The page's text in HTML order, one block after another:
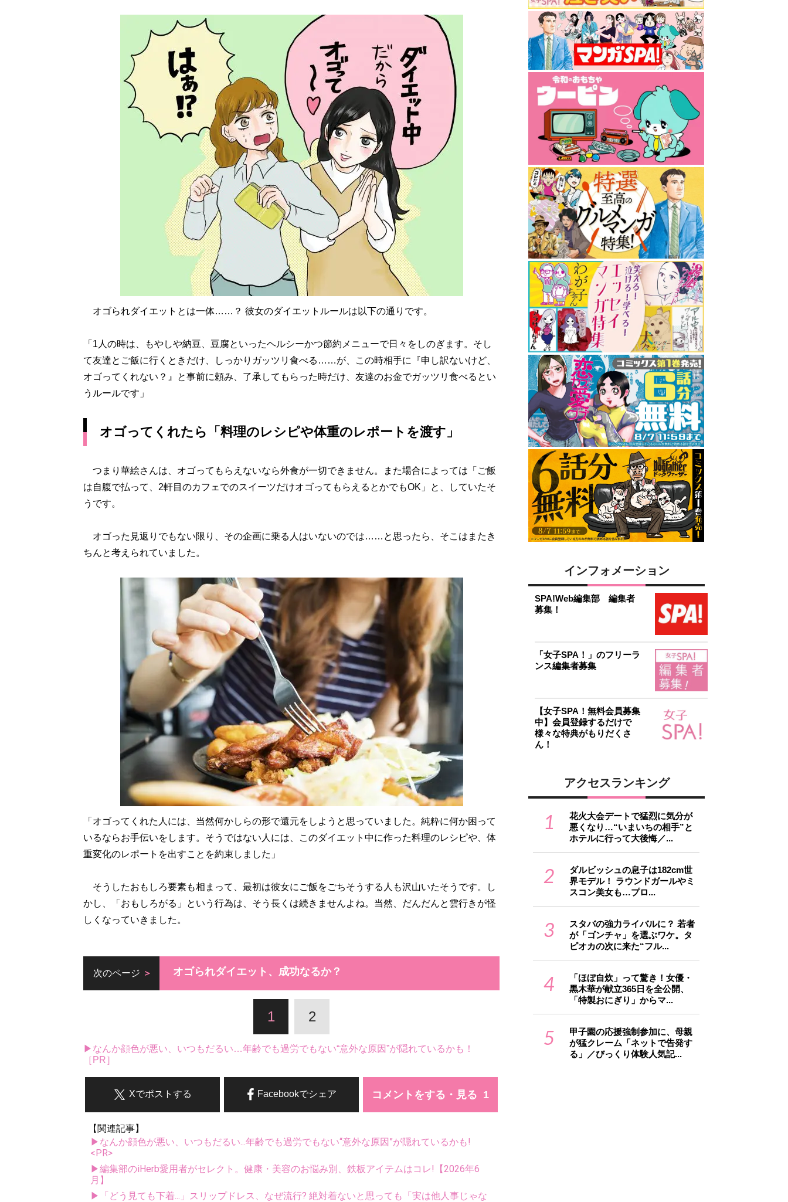
オゴられダイエットとは一体……？ 彼女のダイエットルールは以下の通りです。
「1人の時は、もやしや納豆、豆腐といったヘルシーかつ節約メニューで日々をしのぎます。そし
て友達とご飯に行くときだけ、しっかりガッツリ食べる……が、この時相手に『申し訳ないけど、
オゴってくれない？』と事前に頼み、了承してもらった時だけ、友達のお金でガッツリ食べるとい
うルールです」
オゴってくれたら「料理のレシピや体重のレポートを渡す」
つまり華絵さんは、オゴってもらえないなら外食が一切できません。また場合によっては「ご飯
は自腹で払って、2軒目のカフェでのスイーツだけオゴってもらえるとかでもOK」と、していたそ
うです。
オゴった見返りでもない限り、その企画に乗る人はいないのでは……と思ったら、そこはまたき
ちんと考えられていました。
「オゴってくれた人には、当然何かしらの形で還元をしようと思っていました。純粋に何か困って
いるならお手伝いをします。そうではない人には、このダイエット中に作った料理のレシピや、体
重変化のレポートを出すことを約束しました」
そうしたおもしろ要素も相まって、最初は彼女にご飯をごちそうする人も沢山いたそうです。し
かし、「おもしろがる」という行為は、そう長くは続きませんよね。当然、だんだんと雲行きが怪
しくなっていきました。
次のページ オゴられダイエット、成功なるか？
1 2
▶なんか顔色が悪い、いつもだるい…年齢でも過労でもない“意外な原因”が隠れているかも！
［PR］
コメントをする・見る
Facebookでシェア
Xでポストする
【関連記事】
▶なんか顔色が悪い、いつもだるい...年齢でも過労でもない“意外な原因”が隠れているかも!
<PR>
▶編集部のiHerb愛用者がセレクト。健康・美容のお悩み別、鉄板アイテムはコレ!【2026年6
月】
▶「どう見ても下着...」スリップドレス、なぜ流行? 絶対着ないと思っても「実は他人事じゃな
インフォメーション
SPA!Web編集部 編集者
募集！
「女子SPA！」のフリーラ
ンス編集者募集
【女子SPA！無料会員募集
中】会員登録するだけで
様々な特典がもりだくさ
ん！
アクセスランキング
1
花火大会デートで猛烈に気分が
悪くなり…“いまいちの相手”と
ホテルに行って大後悔／...
2
ダルビッシュの息子は182cm世
界モデル！ ラウンドガールやミ
スコン美女も…プロ...
3
スタバの強力ライバルに？ 若者
が「ゴンチャ」を選ぶワケ。タ
ピオカの次に来た“フル...
4
「ほぼ自炊」って驚き！女優・
黒木華が献立365日を全公開、
「特製おにぎり」からマ...
5
甲子園の応援強制参加に、母親
が猛クレーム「ネットで告発す
る」／びっくり体験人気記...